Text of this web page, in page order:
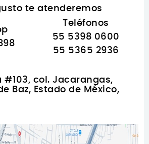
te atenderemos
Teléfonos
55 5398 0600
55 5365 2936
#103, col. Jacarangas,
Baz, Estado de México,